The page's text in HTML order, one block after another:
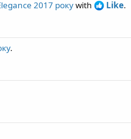
2017 рокуwith Like.
.